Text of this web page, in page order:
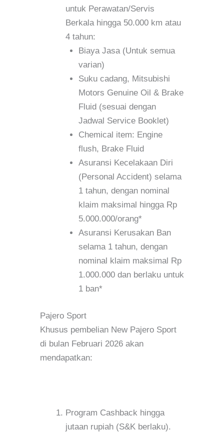
untuk Perawatan/Servis
Berkala hingga 50.000 km atau
4 tahun:
Biaya Jasa (Untuk semua
varian)
Suku cadang, Mitsubishi
Motors Genuine Oil & Brake
Fluid (sesuai dengan
Jadwal Service Booklet)
Chemical item: Engine
flush, Brake Fluid
Asuransi Kecelakaan Diri
(Personal Accident) selama
1 tahun, dengan nominal
klaim maksimal hingga Rp
5.000.000/orang*
Asuransi Kerusakan Ban
selama 1 tahun, dengan
nominal klaim maksimal Rp
1.000.000 dan berlaku untuk
1 ban*
Pajero Sport
Khusus pembelian New Pajero Sport
di bulan Februari 2026 akan
mendapatkan:
Program Cashback hingga
jutaan rupiah (S&K berlaku).